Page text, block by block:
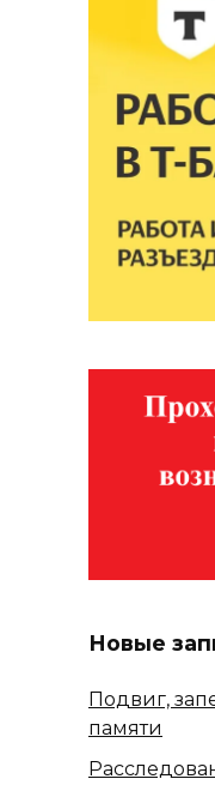
Новые
Подвиг,
памяти